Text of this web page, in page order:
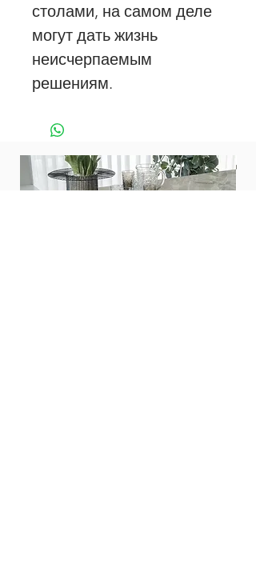
столами, на самом деле
могут дать жизнь
неисчерпаемым
решениям.